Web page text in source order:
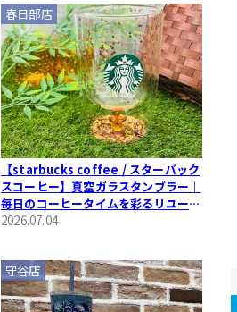
【starbucks coffee / スターバック
スコーヒー】真空ガラスタンブラー｜
毎日のコーヒータイムを彩るリユース
のテーブルウェア
2026.07.04
春日部店
守谷店